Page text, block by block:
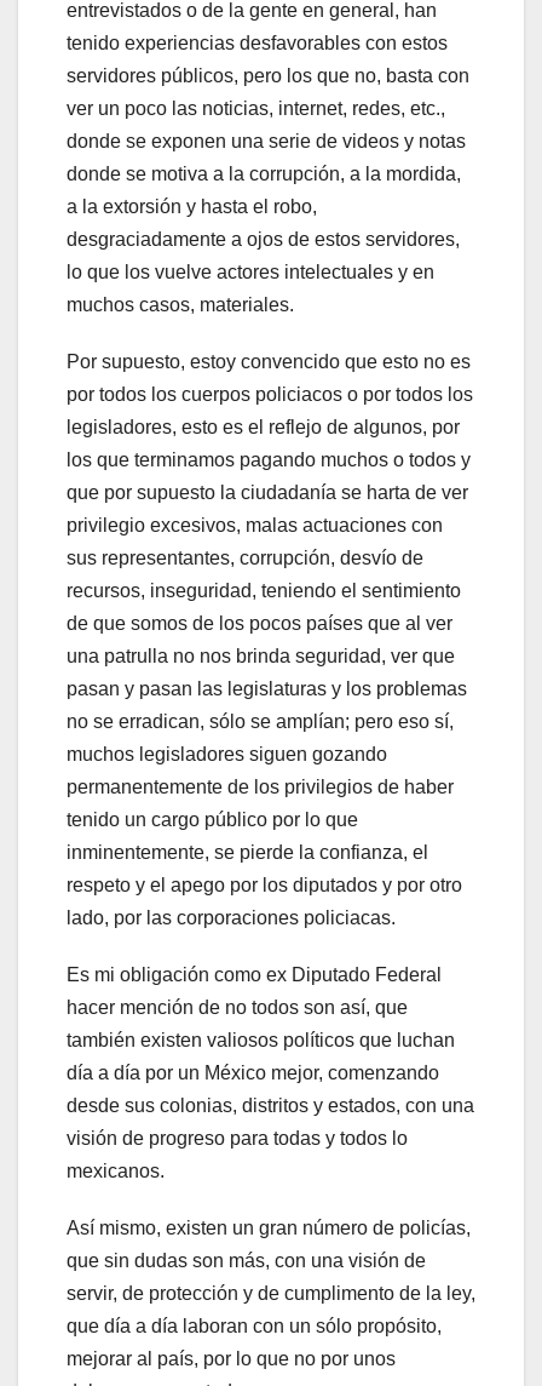
entrevistados o de la gente en general, han
tenido experiencias desfavorables con estos
servidores públicos, pero los que no, basta con
ver un poco las noticias, internet, redes, etc.,
donde se exponen una serie de videos y notas
donde se motiva a la corrupción, a la mordida,
a la extorsión y hasta el robo,
desgraciadamente a ojos de estos servidores,
lo que los vuelve actores intelectuales y en
muchos casos, materiales.
Por supuesto, estoy convencido que esto no es
por todos los cuerpos policiacos o por todos los
legisladores, esto es el reflejo de algunos, por
los que terminamos pagando muchos o todos y
que por supuesto la ciudadanía se harta de ver
privilegio excesivos, malas actuaciones con
sus representantes, corrupción, desvío de
recursos, inseguridad, teniendo el sentimiento
de que somos de los pocos países que al ver
una patrulla no nos brinda seguridad, ver que
pasan y pasan las legislaturas y los problemas
no se erradican, sólo se amplían; pero eso sí,
muchos legisladores siguen gozando
permanentemente de los privilegios de haber
tenido un cargo público por lo que
inminentemente, se pierde la confianza, el
respeto y el apego por los diputados y por otro
lado, por las corporaciones policiacas.
Es mi obligación como ex Diputado Federal
hacer mención de no todos son así, que
también existen valiosos políticos que luchan
día a día por un México mejor, comenzando
desde sus colonias, distritos y estados, con una
visión de progreso para todas y todos lo
mexicanos.
Así mismo, existen un gran número de policías,
que sin dudas son más, con una visión de
servir, de protección y de cumplimento de la ley,
que día a día laboran con un sólo propósito,
mejorar al país, por lo que no por unos